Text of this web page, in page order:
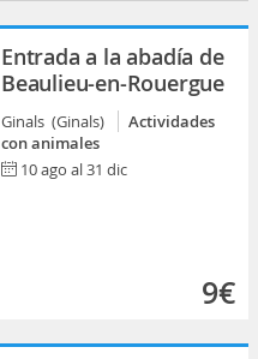
Entrada a la abadía de
Beaulieu-en-Rouergue
Ginals (Ginals)
Actividades
con animales
10 ago al 31 dic
9€